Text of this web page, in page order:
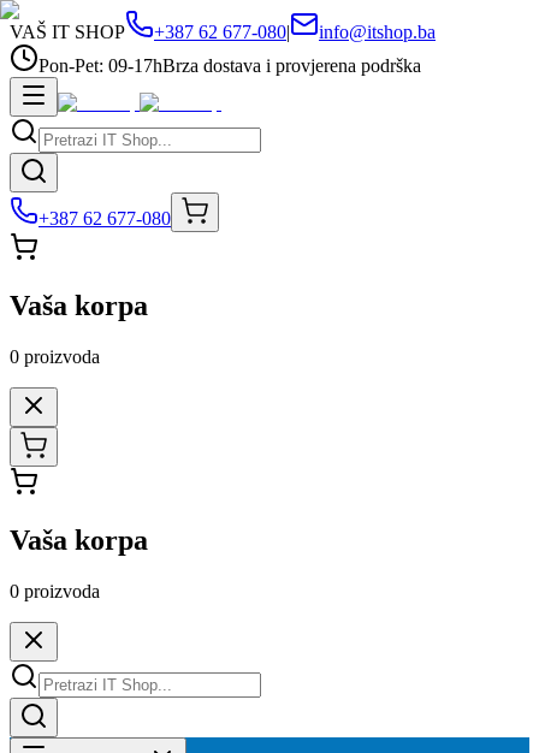
VAŠ IT SHOP +387 62 677-080|
info@itshop.ba
Pon-Pet: 09-17hBrza dostava i provjerena podrška
+387 62 677-080
Vaša korpa
0 proizvoda
Vaša korpa
0 proizvoda